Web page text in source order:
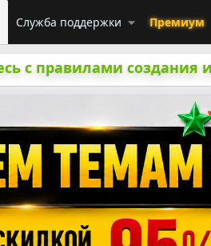
Служба поддержки Премиум
с правилами создания